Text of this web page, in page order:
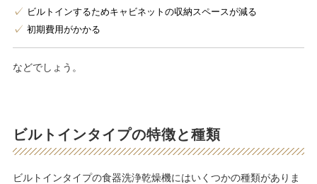
ビルトインするためキャビネットの収納スペースが減る
初期費用がかかる
などでしょう。
ビルトインタイプの特徴と種類
ビルトインタイプの食器洗浄乾燥機にはいくつかの種類がありま